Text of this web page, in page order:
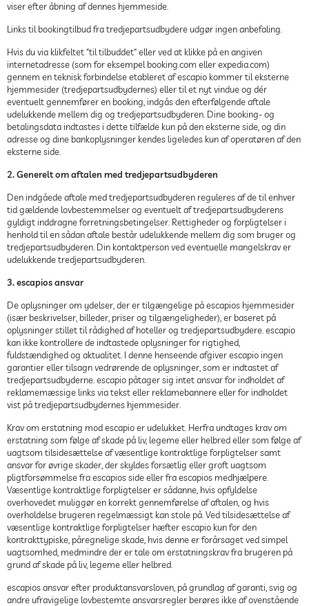
viser efter åbning af dennes hjemmeside.
Links til bookingtilbud fra tredjepartsudbydere udgør ingen anbefaling.
Hvis du via klikfeltet “til tilbuddet“ eller ved at klikke på en angiven
internetadresse (som for eksempel booking.com eller expedia.com)
gennem en teknisk forbindelse etableret af escapio kommer til eksterne
hjemmesider (tredjepartsudbydernes) eller til et nyt vindue og dér
eventuelt gennemfører en booking, indgås den efterfølgende aftale
udelukkende mellem dig og tredjepartsudbyderen. Dine booking- og
betalingsdata indtastes i dette tilfælde kun på den eksterne side, og din
adresse og dine bankoplysninger kendes ligeledes kun af operatøren af den
eksterne side.
2. Generelt om aftalen med tredjepartsudbyderen
Den indgåede aftale med tredjepartsudbyderen reguleres af de til enhver
tid gældende lovbestemmelser og eventuelt af tredjepartsudbyderens
gyldigt inddragne forretningsbetingelser. Rettigheder og forpligtelser i
henhold til en sådan aftale består udelukkende mellem dig som bruger og
tredjepartsudbyderen. Din kontaktperson ved eventuelle mangelskrav er
udelukkende tredjepartsudbyderen.
3. escapios ansvar
De oplysninger om ydelser, der er tilgængelige på escapios hjemmesider
(især beskrivelser, billeder, priser og tilgængeligheder), er baseret på
oplysninger stillet til rådighed af hoteller og tredjepartsudbydere. escapio
kan ikke kontrollere de indtastede oplysninger for rigtighed,
fuldstændighed og aktualitet. I denne henseende afgiver escapio ingen
garantier eller tilsagn vedrørende de oplysninger, som er indtastet af
tredjepartsudbyderne. escapio påtager sig intet ansvar for indholdet af
reklamemæssige links via tekst eller reklamebannere eller for indholdet
vist på tredjepartsudbydernes hjemmesider.
Krav om erstatning mod escapio er udelukket. Herfra undtages krav om
erstatning som følge af skade på liv, legeme eller helbred eller som følge af
uagtsom tilsidesættelse af væsentlige kontraktlige forpligtelser samt
ansvar for øvrige skader, der skyldes forsætlig eller groft uagtsom
pligtforsømmelse fra escapios side eller fra escapios medhjælpere.
Væsentlige kontraktlige forpligtelser er sådanne, hvis opfyldelse
overhovedet muliggør en korrekt gennemførelse af aftalen, og hvis
overholdelse brugeren regelmæssigt kan stole på. Ved tilsidesættelse af
væsentlige kontraktlige forpligtelser hæfter escapio kun for den
kontrakttypiske, påregnelige skade, hvis denne er forårsaget ved simpel
uagtsomhed, medmindre der er tale om erstatningskrav fra brugeren på
grund af skade på liv, legeme eller helbred.
escapios ansvar efter produktansvarsloven, på grundlag af garanti, svig og
andre ufravigelige lovbestemte ansvarsregler berøres ikke af ovenstående